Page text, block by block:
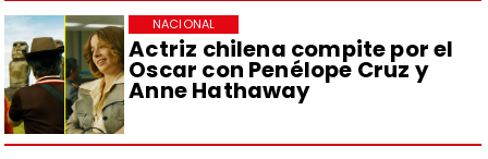
Actriz chilena compite por el
Oscar con Penélope Cruz y
Anne Hathaway
NACIONAL